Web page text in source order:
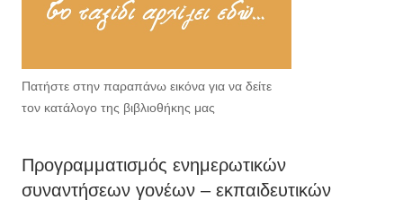
Πατήστε στην παραπάνω εικόνα για να δείτε
τον κατάλογο της βιβλιοθήκης μας
Προγραμματισμός ενημερωτικών
συναντήσεων γονέων – εκπαιδευτικών